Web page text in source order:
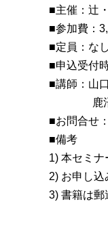
■主催：辻
■参加費：
■定員：なし
■申込受付
■講師：山
鹿
■お問合せ
■備考
1) 本セミナ
2) お申し込
3) 書籍は郵